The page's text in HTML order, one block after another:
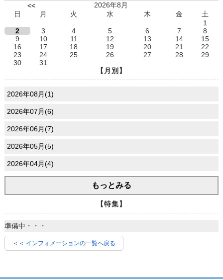
<<
2026年8月
日
月 火 水 木 金
土
1
2
3 4 5 6 7
8
9
10 11 12 13 14
15
16
17 18 19 20 21
22
23
24 25 26 27 28
29
30
31
【月別】
2026年08月(1)
2026年07月(6)
2026年06月(7)
2026年05月(5)
2026年04月(4)
もっとみる
【特集】
準備中・・・
＜＜ インフォメーションの一覧へ戻る